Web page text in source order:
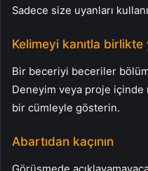
Sadece size uyanları
Kelimeyi kanıtla birlikte
Bir beceriyi beceriler
Deneyim veya proje içinde
bir cümleyle gösterin.
Abartıdan kaçının